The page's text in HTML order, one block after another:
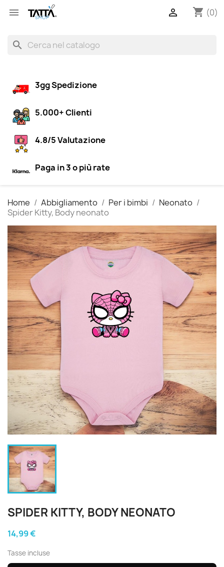
 shopping_cart (0)

search
3gg Spedizione
5.000+ Clienti
4.8/5 Valutazione
Paga in 3 o più rate
Home Abbigliamento Per i bimbi
Neonato
Spider Kitty, Body neonato
SPIDER KITTY, BODY NEONATO
14,99 €
Tasse incluse